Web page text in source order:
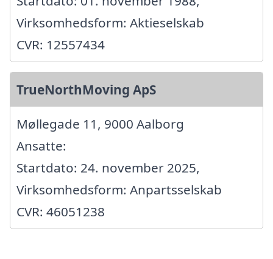
Virksomhedsform: Aktieselskab
CVR: 12557434
TrueNorthMoving ApS
Møllegade 11, 9000 Aalborg
Ansatte:
Startdato: 24. november 2025,
Virksomhedsform: Anpartsselskab
CVR: 46051238